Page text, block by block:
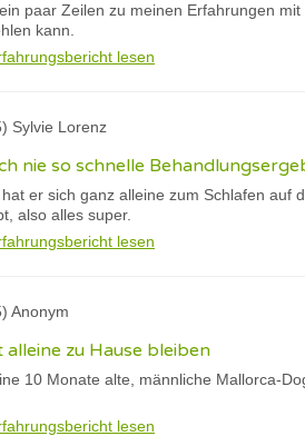
paar Zeilen zu meinen Erfahrungen
kann.
lesen
Sylvie Lorenz
nie so schnelle
er sich ganz alleine zum Schlafen auf
also alles super.
lesen
Anonym
alleine zu Hause bleiben
10 Monate alte, männliche Mallorca-
lesen